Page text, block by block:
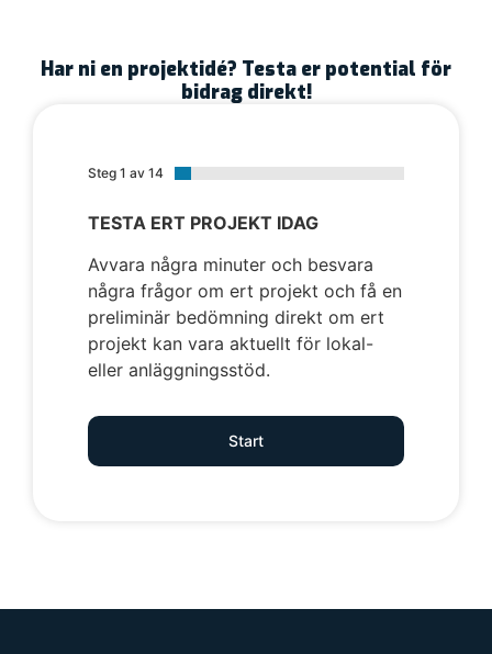
Har ni en projektidé? Testa er potential för
bidrag direkt!
Steg 1 av 14
TESTA ERT PROJEKT IDAG
Avvara några minuter och besvara
några frågor om ert projekt och få en
preliminär bedömning direkt om ert
projekt kan vara aktuellt för lokal-
eller anläggningsstöd.
Start